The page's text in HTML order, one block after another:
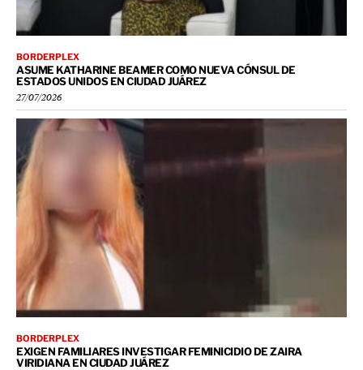
BORDERPLEX
ASUME KATHARINE BEAMER COMO NUEVA CÓNSUL DE
ESTADOS UNIDOS EN CIUDAD JUÁREZ
27/07/2026
BORDERPLEX
EXIGEN FAMILIARES INVESTIGAR FEMINICIDIO DE ZAIRA
VIRIDIANA EN CIUDAD JUÁREZ